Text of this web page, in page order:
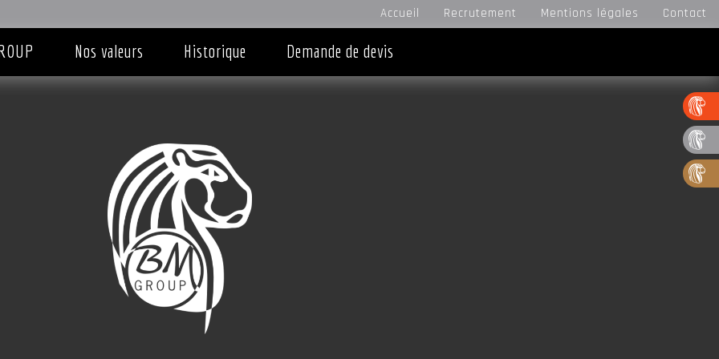
Accueil Recrutement Mentions légales Contact
Nos valeurs Historique Demande de devis